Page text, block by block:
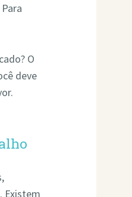
O
deve
Existem